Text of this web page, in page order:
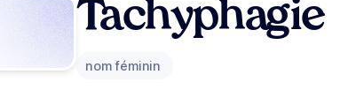
Tachyphagie
nom féminin